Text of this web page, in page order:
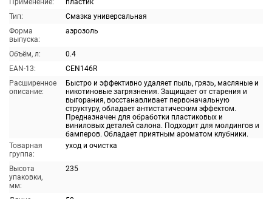
Применение:
пластик
Тип:
Смазка универсальная
Форма
выпуска:
аэрозоль
Объём, л:
0.4
EAN-13:
CEN146R
Расширенное
описание:
Быстро и эффективно удаляет пыль, грязь, масляные и
никотиновые загрязнения. Защищает от старения и
выгорания, восстанавливает первоначальную
структуру, обладает антистатическим эффектом.
Предназначен для обработки пластиковых и
виниловых деталей салона. Подходит для молдингов и
бамперов. Обладает приятным ароматом клубники.
Товарная
группа:
уход и очистка
Высота
упаковки,
мм:
235